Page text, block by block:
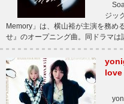
ジッ
Memory」は、横山裕が主演を務め
せ』のオープニング曲。同ドラマ
love